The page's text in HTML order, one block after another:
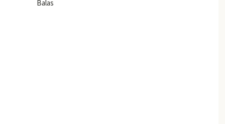
Balas